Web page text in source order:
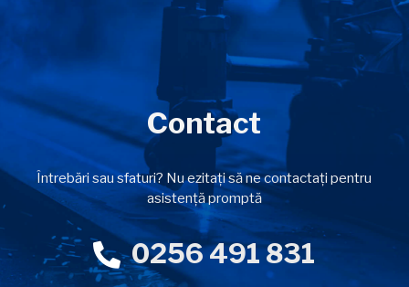
Contact
Întrebări sau sfaturi? Nu ezitați să ne contactați pentru
asistență promptă
0256 491 831